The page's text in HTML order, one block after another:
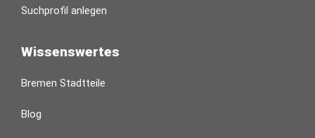
Suchprofil anlegen
Wissenswertes
Bremen Stadtteile
Blog